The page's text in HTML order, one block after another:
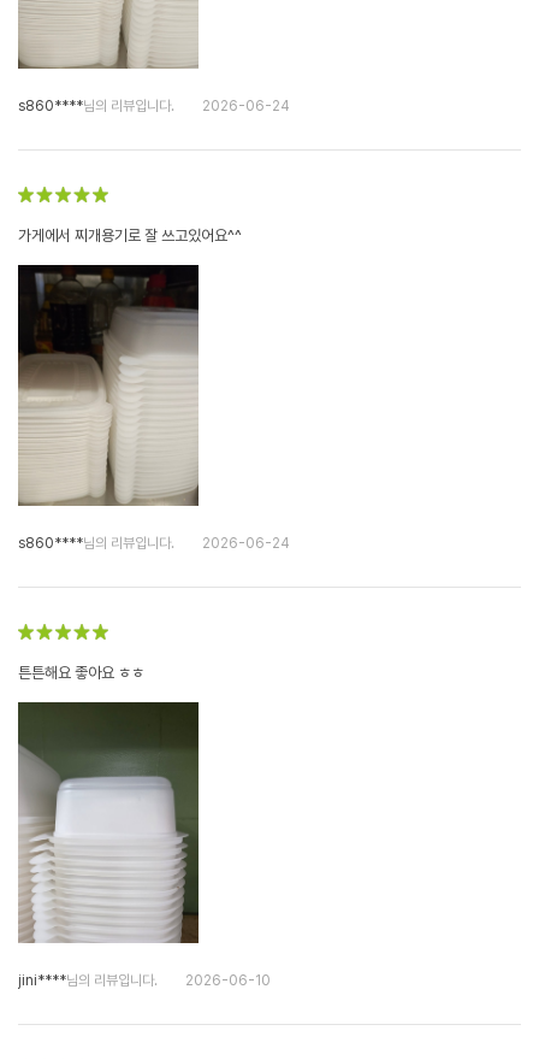
s860****님의 리뷰입니다. 2026-06-24
가게에서 찌개용기로 잘 쓰고있어요^^
s860****님의 리뷰입니다. 2026-06-24
튼튼해요 좋아요 ㅎㅎ
jini****님의 리뷰입니다. 2026-06-10